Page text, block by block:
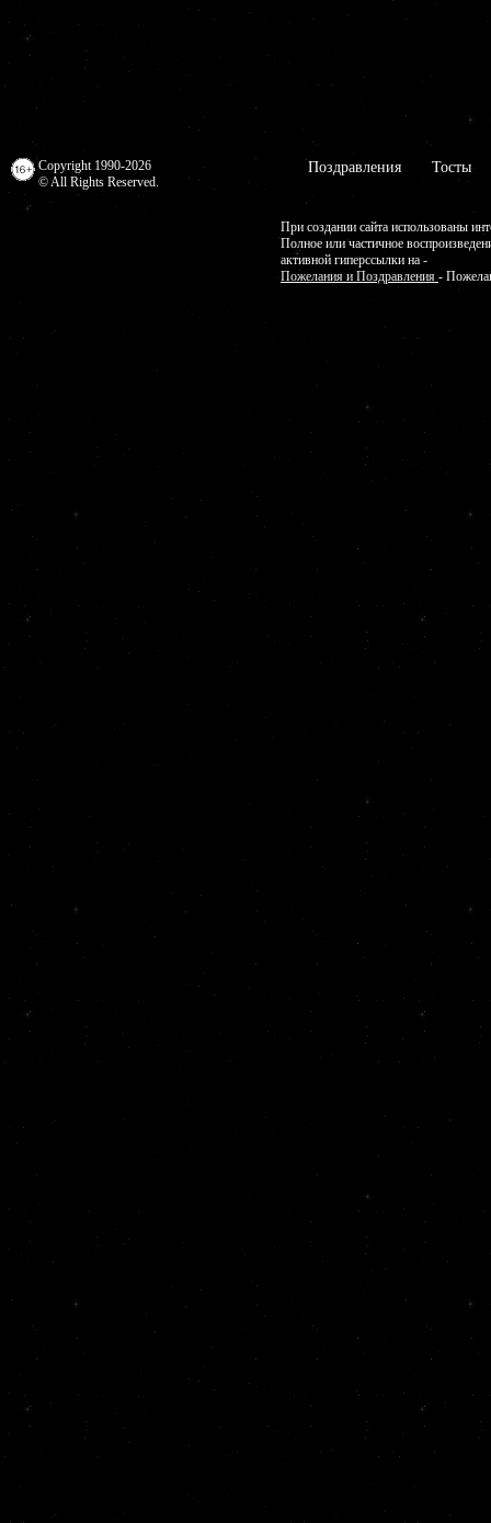
Copyright 1990-2026
© All Rights Reserved.
Поздравления Тосты
При создании сайта использованы
Полное или частичное
активной гиперссылки на -
Пожелания и Поздравления -